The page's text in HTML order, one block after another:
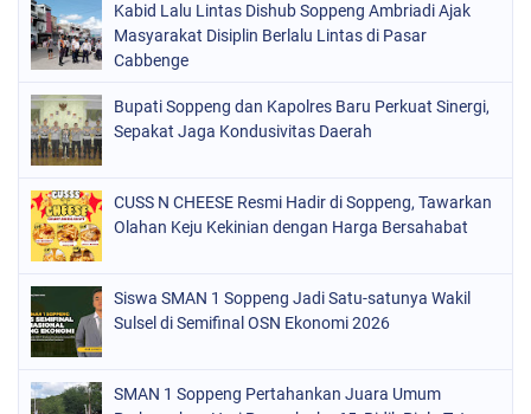
ORGANISASI
PERISTIWA
POLITIK (220)
POLRI
SOPPENG (1888)
SULSEL
Kabid Lalu Lintas Dishub Soppeng Ambriadi Ajak
Masyarakat Disiplin Berlalu Lintas di Pasar
Cabbenge
Bupati Soppeng dan Kapolres Baru Perkuat Sinergi,
Sepakat Jaga Kondusivitas Daerah
CUSS N CHEESE Resmi Hadir di Soppeng, Tawarkan
Olahan Keju Kekinian dengan Harga Bersahabat
Siswa SMAN 1 Soppeng Jadi Satu-satunya Wakil
Sulsel di Semifinal OSN Ekonomi 2026
SMAN 1 Soppeng Pertahankan Juara Umum